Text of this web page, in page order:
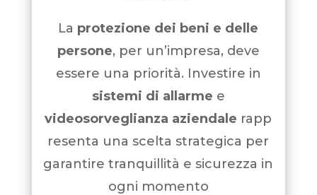
La protezione dei beni e delle
persone, per un’impresa, deve
essere una priorità. Investire in
sistemi di allarme e
videosorveglianza aziendale rapp
resenta una scelta strategica per
garantire tranquillità e sicurezza in
ogni momento